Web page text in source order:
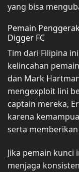
yang bisa
Pemain
Digger FC
Tim dari Filipina
kelincahan
dan Mark
mengexploit lini
captain mereka,
karena
serta
Jika pemain
menjaga